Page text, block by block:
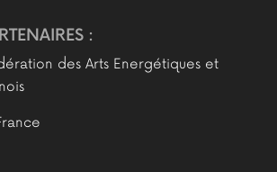
:
des Arts Energétiques et